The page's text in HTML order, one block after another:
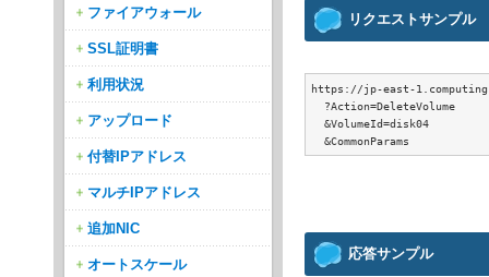
リクエストサンプル
https://jp-east-
  ?Action=DeleteVolume
  &VolumeId=disk04
応答サンプル
ファイアウォール
SSL証明書
利用状況
アップロード
付替IPアドレス
マルチIPアドレス
追加NIC
オートスケール